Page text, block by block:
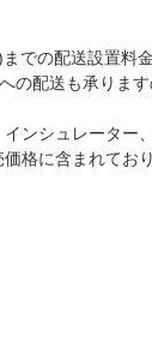
での配送設置料
の配送も承りま
ンシュレーター
格に含まれてお